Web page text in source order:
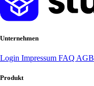
Unternehmen
Login Impressum FAQ AGB
Produkt